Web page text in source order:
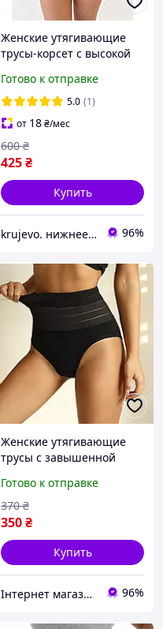
Женские утягивающие
трусы-корсет с высокой
белье, трусы-корсет на
крючках
Готово к отправке
5.0 (1)
от 18₴/мес
425₴
600 ₴
Купить
krujevo. нижнее белье 96%
Женские утягивающие
трусы с завышенной
корректирующее белье,
Черные, L
Готово к отправке
350₴
370 ₴
Купить
Інтернет магазин "Monik" - товари для всієї родини 96%